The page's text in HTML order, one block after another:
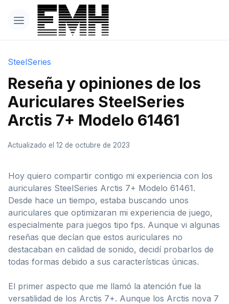
SteelSeries
Reseña y opiniones de los
Auriculares SteelSeries
Arctis 7+ Modelo 61461
Actualizado el 12 de octubre de 2023
Hoy quiero compartir contigo mi experiencia con los
auriculares SteelSeries Arctis 7+ Modelo 61461.
Desde hace un tiempo, estaba buscando unos
auriculares que optimizaran mi experiencia de juego,
especialmente para juegos tipo fps. Aunque vi algunas
reseñas que decían que estos auriculares no
destacaban en calidad de sonido, decidí probarlos de
todas formas debido a sus características únicas.
El primer aspecto que me llamó la atención fue la
versatilidad de los Arctis 7+. Aunque los Arctis nova 7